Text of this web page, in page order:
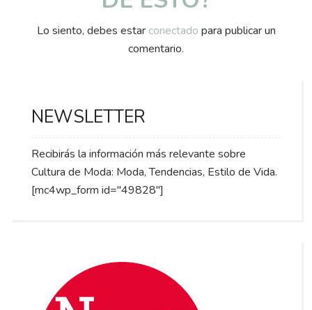
Lo siento, debes estar conectado para publicar un
comentario.
NEWSLETTER
Recibirás la información más relevante sobre
Cultura de Moda: Moda, Tendencias, Estilo de Vida.
[mc4wp_form id="49828"]